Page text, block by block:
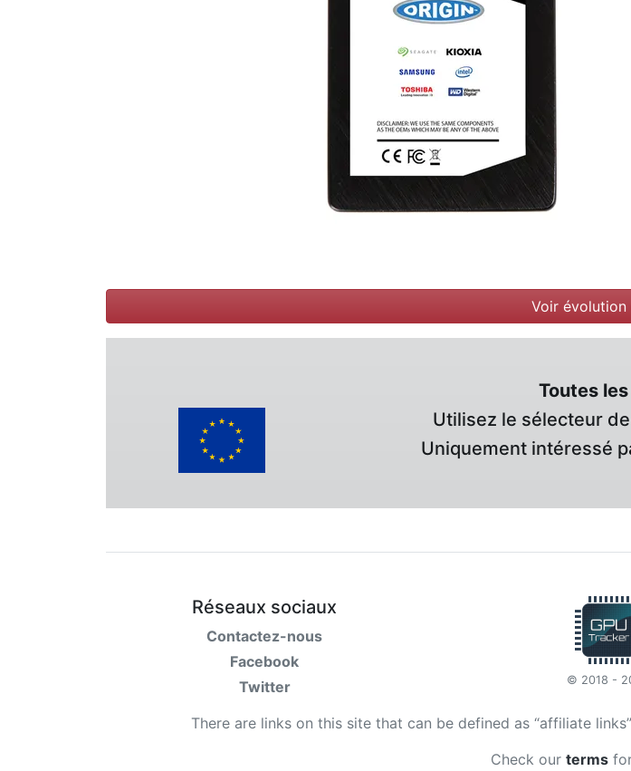
Voir évolution
Toutes
Utilisez le sélecteur
Uniquement intéressé
Réseaux sociaux
Contactez-nous
Facebook
Twitter
© 2018 -
There are links on this site that can be defined as “affiliate
Check our terms